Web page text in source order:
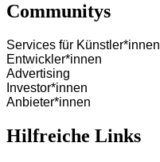
Communitys
Services für Künstler*innen
Entwickler*innen
Advertising
Investor*innen
Anbieter*innen
Hilfreiche Links